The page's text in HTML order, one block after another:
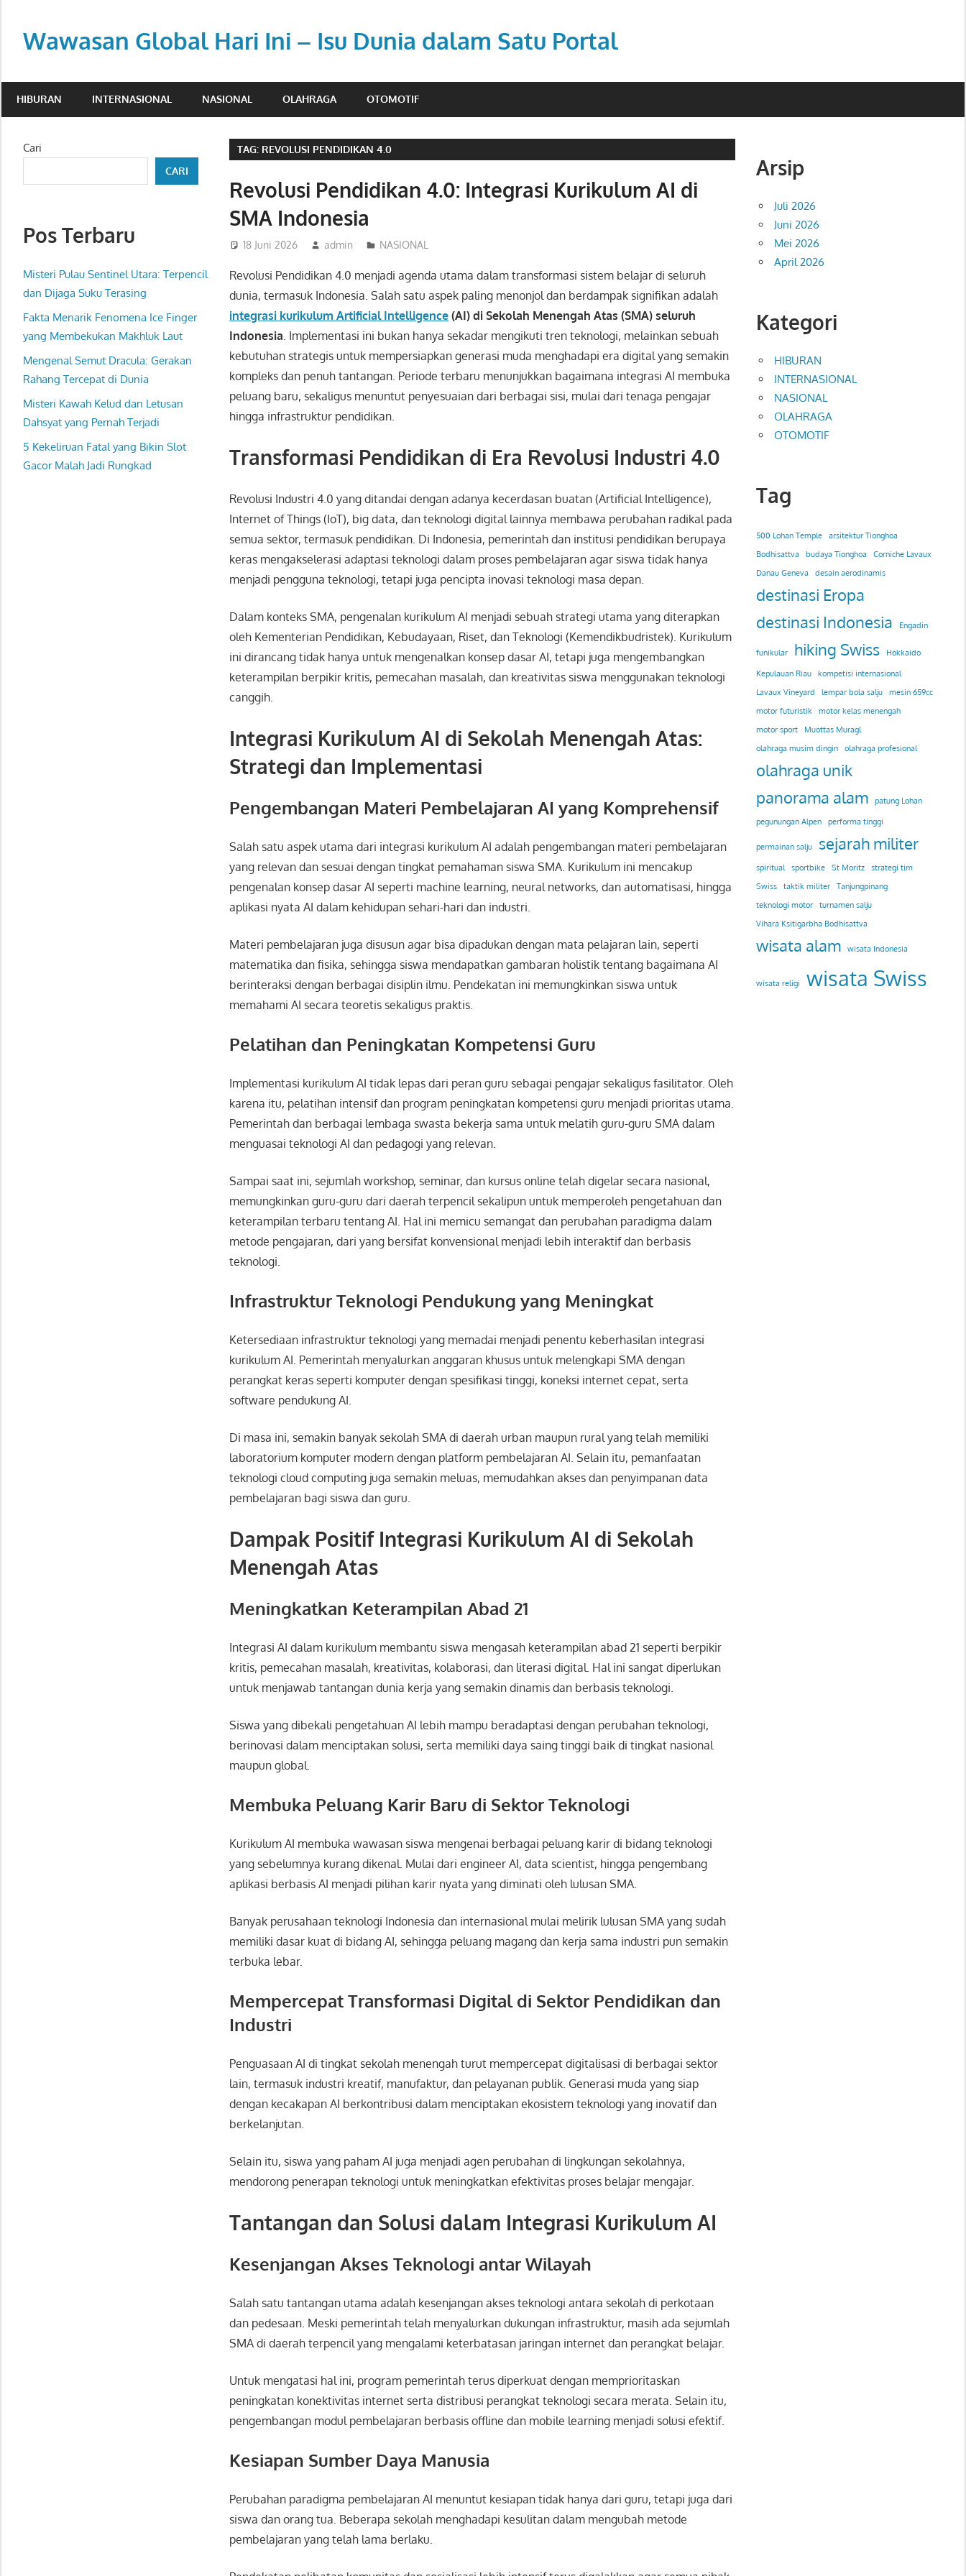
contentWawasan Global Hari Ini – Isu Dunia dalam Satu Portal
di
dinamika
global.
HIBURAN INTERNASIONAL NASIONAL OLAHRAGA OTOMOTIF
TAG: REVOLUSI PENDIDIKAN 4.0
Revolusi Pendidikan 4.0: Integrasi Kurikulum AI di
SMA Indonesia
18 Juni 2026 admin NASIONAL
Revolusi Pendidikan 4.0 menjadi agenda utama dalam transformasi sistem belajar di seluruh
dunia, termasuk Indonesia. Salah satu aspek paling menonjol dan berdampak signifikan adalah
integrasi kurikulum Artificial Intelligence (AI) di Sekolah Menengah Atas (SMA) seluruh
Indonesia. Implementasi ini bukan hanya sekadar mengikuti tren teknologi, melainkan sebuah
kebutuhan strategis untuk mempersiapkan generasi muda menghadapi era digital yang semakin
kompleks dan penuh tantangan. Periode terbaru menunjukkan bagaimana integrasi AI membuka
peluang baru, sekaligus menuntut penyesuaian dari berbagai sisi, mulai dari tenaga pengajar
hingga infrastruktur pendidikan.
Transformasi Pendidikan di Era Revolusi Industri 4.0
Revolusi Industri 4.0 yang ditandai dengan adanya kecerdasan buatan (Artificial Intelligence),
Internet of Things (IoT), big data, dan teknologi digital lainnya membawa perubahan radikal pada
semua sektor, termasuk pendidikan. Di Indonesia, pemerintah dan institusi pendidikan berupaya
keras mengakselerasi adaptasi teknologi dalam proses pembelajaran agar siswa tidak hanya
menjadi pengguna teknologi, tetapi juga pencipta inovasi teknologi masa depan.
Dalam konteks SMA, pengenalan kurikulum AI menjadi sebuah strategi utama yang diterapkan
oleh Kementerian Pendidikan, Kebudayaan, Riset, dan Teknologi (Kemendikbudristek). Kurikulum
ini dirancang tidak hanya untuk mengenalkan konsep dasar AI, tetapi juga mengembangkan
keterampilan berpikir kritis, pemecahan masalah, dan kreativitas siswa menggunakan teknologi
canggih.
Integrasi Kurikulum AI di Sekolah Menengah Atas:
Strategi dan Implementasi
Pengembangan Materi Pembelajaran AI yang Komprehensif
Salah satu aspek utama dari integrasi kurikulum AI adalah pengembangan materi pembelajaran
yang relevan dan sesuai dengan tingkat pemahaman siswa SMA. Kurikulum ini mencakup
pengenalan konsep dasar AI seperti machine learning, neural networks, dan automatisasi, hingga
aplikasi nyata AI dalam kehidupan sehari-hari dan industri.
Materi pembelajaran juga disusun agar bisa dipadukan dengan mata pelajaran lain, seperti
matematika dan fisika, sehingga siswa mendapatkan gambaran holistik tentang bagaimana AI
berinteraksi dengan berbagai disiplin ilmu. Pendekatan ini memungkinkan siswa untuk
memahami AI secara teoretis sekaligus praktis.
Pelatihan dan Peningkatan Kompetensi Guru
Implementasi kurikulum AI tidak lepas dari peran guru sebagai pengajar sekaligus fasilitator. Oleh
karena itu, pelatihan intensif dan program peningkatan kompetensi guru menjadi prioritas utama.
Pemerintah dan berbagai lembaga swasta bekerja sama untuk melatih guru-guru SMA dalam
menguasai teknologi AI dan pedagogi yang relevan.
Sampai saat ini, sejumlah workshop, seminar, dan kursus online telah digelar secara nasional,
memungkinkan guru-guru dari daerah terpencil sekalipun untuk memperoleh pengetahuan dan
keterampilan terbaru tentang AI. Hal ini memicu semangat dan perubahan paradigma dalam
metode pengajaran, dari yang bersifat konvensional menjadi lebih interaktif dan berbasis
teknologi.
Infrastruktur Teknologi Pendukung yang Meningkat
Ketersediaan infrastruktur teknologi yang memadai menjadi penentu keberhasilan integrasi
kurikulum AI. Pemerintah menyalurkan anggaran khusus untuk melengkapi SMA dengan
perangkat keras seperti komputer dengan spesifikasi tinggi, koneksi internet cepat, serta
software pendukung AI.
Di masa ini, semakin banyak sekolah SMA di daerah urban maupun rural yang telah memiliki
laboratorium komputer modern dengan platform pembelajaran AI. Selain itu, pemanfaatan
teknologi cloud computing juga semakin meluas, memudahkan akses dan penyimpanan data
pembelajaran bagi siswa dan guru.
Dampak Positif Integrasi Kurikulum AI di Sekolah
Menengah Atas
Meningkatkan Keterampilan Abad 21
Integrasi AI dalam kurikulum membantu siswa mengasah keterampilan abad 21 seperti berpikir
kritis, pemecahan masalah, kreativitas, kolaborasi, dan literasi digital. Hal ini sangat diperlukan
untuk menjawab tantangan dunia kerja yang semakin dinamis dan berbasis teknologi.
Siswa yang dibekali pengetahuan AI lebih mampu beradaptasi dengan perubahan teknologi,
berinovasi dalam menciptakan solusi, serta memiliki daya saing tinggi baik di tingkat nasional
maupun global.
Membuka Peluang Karir Baru di Sektor Teknologi
Kurikulum AI membuka wawasan siswa mengenai berbagai peluang karir di bidang teknologi
yang sebelumnya kurang dikenal. Mulai dari engineer AI, data scientist, hingga pengembang
aplikasi berbasis AI menjadi pilihan karir nyata yang diminati oleh lulusan SMA.
Banyak perusahaan teknologi Indonesia dan internasional mulai melirik lulusan SMA yang sudah
memiliki dasar kuat di bidang AI, sehingga peluang magang dan kerja sama industri pun semakin
terbuka lebar.
Mempercepat Transformasi Digital di Sektor Pendidikan dan
Industri
Penguasaan AI di tingkat sekolah menengah turut mempercepat digitalisasi di berbagai sektor
lain, termasuk industri kreatif, manufaktur, dan pelayanan publik. Generasi muda yang siap
dengan kecakapan AI berkontribusi dalam menciptakan ekosistem teknologi yang inovatif dan
berkelanjutan.
Selain itu, siswa yang paham AI juga menjadi agen perubahan di lingkungan sekolahnya,
mendorong penerapan teknologi untuk meningkatkan efektivitas proses belajar mengajar.
Tantangan dan Solusi dalam Integrasi Kurikulum AI
Kesenjangan Akses Teknologi antar Wilayah
Salah satu tantangan utama adalah kesenjangan akses teknologi antara sekolah di perkotaan
dan pedesaan. Meski pemerintah telah menyalurkan dukungan infrastruktur, masih ada sejumlah
SMA di daerah terpencil yang mengalami keterbatasan jaringan internet dan perangkat belajar.
Untuk mengatasi hal ini, program pemerintah terus diperkuat dengan memprioritaskan
peningkatan konektivitas internet serta distribusi perangkat teknologi secara merata. Selain itu,
pengembangan modul pembelajaran berbasis offline dan mobile learning menjadi solusi efektif.
Kesiapan Sumber Daya Manusia
Perubahan paradigma pembelajaran AI menuntut kesiapan tidak hanya dari guru, tetapi juga dari
siswa dan orang tua. Beberapa sekolah menghadapi kesulitan dalam mengubah metode
pembelajaran yang telah lama berlaku.
Cari
CARI
Pos Terbaru
Misteri Pulau Sentinel Utara: Terpencil
dan Dijaga Suku Terasing
Fakta Menarik Fenomena Ice Finger
yang Membekukan Makhluk Laut
Mengenal Semut Dracula: Gerakan
Rahang Tercepat di Dunia
Misteri Kawah Kelud dan Letusan
Dahsyat yang Pernah Terjadi
5 Kekeliruan Fatal yang Bikin Slot
Gacor Malah Jadi Rungkad
Arsip
Juli 2026
Juni 2026
Mei 2026
April 2026
Kategori
HIBURAN
INTERNASIONAL
NASIONAL
OLAHRAGA
OTOMOTIF
Tag
500 Lohan Temple
arsitektur Tionghoa
Bodhisattva
budaya Tionghoa
Corniche Lavaux
Danau Geneva
desain aerodinamis
destinasi Eropa
destinasi Indonesia
Engadin
funikular hiking Swiss Hokkaido
Kepulauan Riau
kompetisi internasional
Lavaux Vineyard
lempar bola salju
mesin 659cc
motor futuristik
motor kelas menengah
motor sport
Muottas Muragl
olahraga musim dingin
olahraga profesional
olahraga unik
panorama alam
patung Lohan
pegunungan Alpen performa tinggi
permainan salju sejarah militer
spiritual sportbike St Moritz
strategi tim
Swiss
taktik militer
Tanjungpinang
teknologi motor
turnamen salju
Vihara Ksitigarbha Bodhisattva
wisata alam wisata Indonesia
wisata religi wisata Swiss